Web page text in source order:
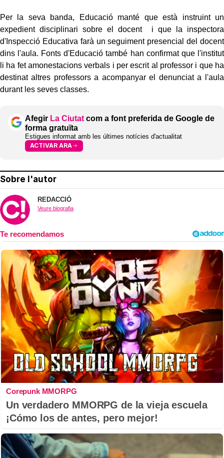
Per la seva banda, Educació manté que està instruint un
expedient disciplinari sobre el docent i que la inspectora
d'Inspecció Educativa farà un seguiment presencial del docent
dins l'aula. Fonts d'Educació també han confirmat que l'institut
li ha fet amonestacions verbals i per escrit al professor i que ha
destinat altres professors a acompanyar el denunciat a l'aula
durant les seves classes.
Afegir La Ciutat com a font preferida de Google de
forma gratuïta
Estigues informat amb les últimes notícies d'actualitat
ACTIVAR ARA
Sobre l'autor
REDACCIÓ
Veure biografia
Corepunk MMORPG
Un verdadero MMORPG de la vieja escuela
¡Cómo los de antes, pero mejor!